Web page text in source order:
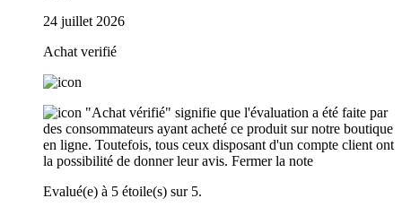
24 juillet 2026
Achat verifié
"Achat vérifié" signifie que l'évaluation a été faite par
des consommateurs ayant acheté ce produit sur notre boutique
en ligne. Toutefois, tous ceux disposant d'un compte client ont
la possibilité de donner leur avis. Fermer la note
Evalué(e) à 5 étoile(s) sur 5.